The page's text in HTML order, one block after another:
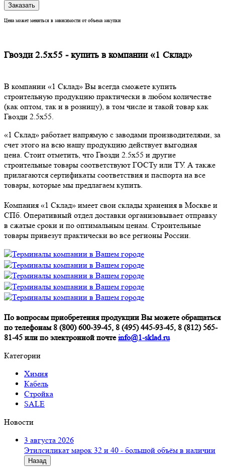
Заказать
Цена может меняться в зависимости от объема закупки
Гвозди 2.5х55 - купить в компании «1 Склад»
В компании «1 Склад» Вы всегда сможете купить
строительную продукцию практически в любом количестве
(как оптом, так и в розницу), в том числе и такой товар как
Гвозди 2.5х55.
«1 Склад» работает напрямую с заводами производителями, за
счет этого на всю нашу продукцию действует выгодная
цена. Стоит отметить, что Гвозди 2.5х55 и другие
строительные товары соответствуют ГОСТу или ТУ. А также
прилагаются сертификаты соответствия и паспорта на все
товары, которые мы предлагаем купить.
Компания «1 Склад» имеет свои склады хранения в Москве и
СПб. Оперативный отдел доставки организовывает отправку
в сжатые сроки и по оптимальным ценам. Строительные
товары привезут практически во все регионы России.
По вопросам приобретения продукции Вы можете обращаться
по телефонам 8 (800) 600-39-45, 8 (495) 445-93-45, 8 (812) 565-
81-45 или по электронной почтеinfo@1-sklad.ru
Категории
Химия
Кабель
Стройка
SALE
Новости
3 августа 2026
Этилсиликат марок 32 и 40 - большой объём в наличии
Назад